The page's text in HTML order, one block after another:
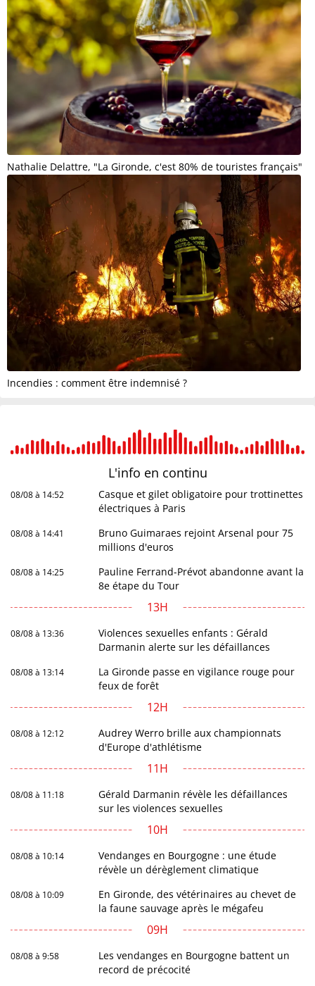
Nathalie Delattre, "La Gironde, c'est 80% de touristes français"
Incendies : comment être indemnisé ?
L'info en continu
08/08 à 14:52
Casque et gilet obligatoire pour trottinettes
électriques à Paris
08/08 à 14:41
Bruno Guimaraes rejoint Arsenal pour 75
millions d'euros
08/08 à 14:25
Pauline Ferrand-Prévot abandonne avant la
8e étape du Tour
13H
08/08 à 13:36
Violences sexuelles enfants : Gérald
Darmanin alerte sur les défaillances
08/08 à 13:14
La Gironde passe en vigilance rouge pour
feux de forêt
12H
08/08 à 12:12
Audrey Werro brille aux championnats
d'Europe d'athlétisme
11H
08/08 à 11:18
Gérald Darmanin révèle les défaillances
sur les violences sexuelles
10H
08/08 à 10:14
Vendanges en Bourgogne : une étude
révèle un dérèglement climatique
08/08 à 10:09
En Gironde, des vétérinaires au chevet de
la faune sauvage après le mégafeu
09H
08/08 à 9:58
Les vendanges en Bourgogne battent un
record de précocité